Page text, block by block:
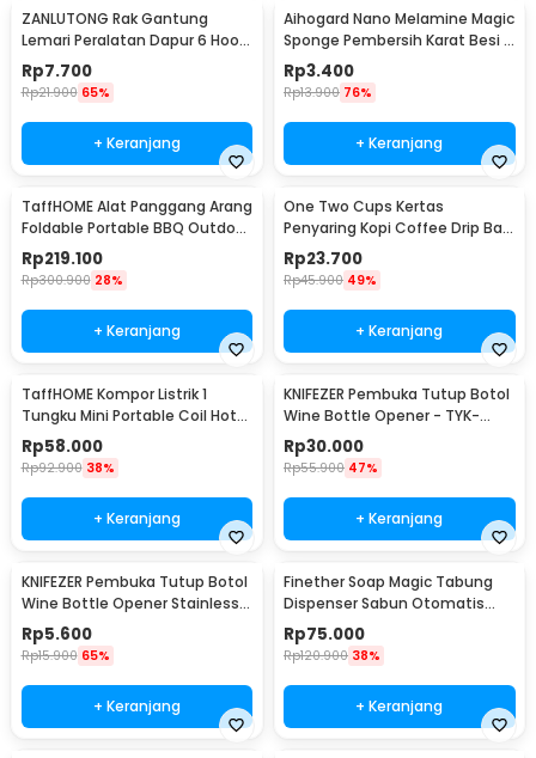
ZANLUTONG Rak Gantung
Lemari Peralatan Dapur 6 Hook
Besi - 2137
Rp7.700
Rp21.900 65%
+ Keranjang
Aihogard Nano Melamine Magic
Sponge Pembersih Karat Besi -
CW62
Rp3.400
Rp13.900 76%
+ Keranjang
TaffHOME Alat Panggang Arang
Foldable Portable BBQ Outdoor
Grill Stove - HWSK77
Rp219.100
Rp300.900 28%
+ Keranjang
One Two Cups Kertas
Penyaring Kopi Coffee Drip Bag
Paper Filter 50PCS - T111
Rp23.700
Rp45.900 49%
+ Keranjang
TaffHOME Kompor Listrik 1
Tungku Mini Portable Coil Hot
Plate 500W - C1-1000-03
Rp58.000
Rp92.900 38%
+ Keranjang
KNIFEZER Pembuka Tutup Botol
Wine Bottle Opener - TYK-
074B
Rp30.000
Rp55.900 47%
+ Keranjang
KNIFEZER Pembuka Tutup Botol
Wine Bottle Opener Stainless
Steel - WS01
Rp5.600
Rp15.900 65%
+ Keranjang
Finether Soap Magic Tabung
Dispenser Sabun Otomatis
400ml - AD-03
Rp75.000
Rp120.900 38%
+ Keranjang